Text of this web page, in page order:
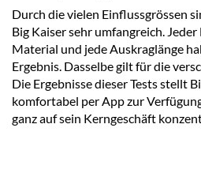
Durch die vielen Einflussgrössen
Big Kaiser sehr umfangreich.
Material und jede Auskraglänge
Ergebnis. Dasselbe gilt für die
Die Ergebnisse dieser Tests stellt
komfortabel per App zur
ganz auf sein Kerngeschäft